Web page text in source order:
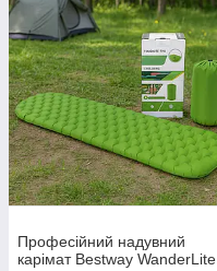
Професійний надувний
карімат Bestway WanderLite